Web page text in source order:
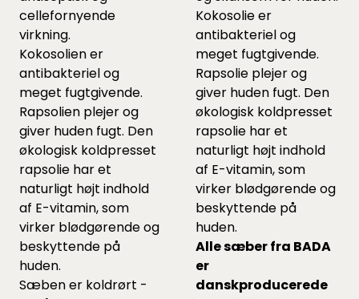
cellefornyende
virkning.
Kokosolien er
antibakteriel og
meget fugtgivende.
Rapsolien plejer og
giver huden fugt. Den
økologisk koldpresset
rapsolie har et
naturligt højt indhold
af E-vitamin, som
virker blødgørende og
beskyttende på
huden.
Sæben er koldrørt -
Kokosolie er
antibakteriel og
meget fugtgivende.
Rapsolie plejer og
giver huden fugt. Den
økologisk koldpresset
rapsolie har et
naturligt højt indhold
af E-vitamin, som
virker blødgørende og
beskyttende på
huden.
Alle sæber fra BADA
er
danskproducerede